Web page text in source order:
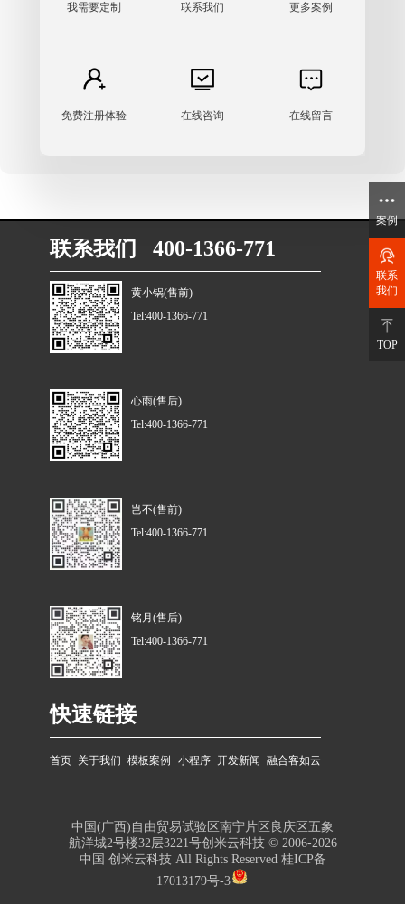
我需要定制 联系我们 更多案例
免费注册体验 在线咨询 在线留言
快速链接
首页 关于我们 模板案例 小程序 开发新闻 融合客如云
联系我们 400-1366-771
黄小锅(售前)
Tel:400-1366-771
心雨(售后)
Tel:400-1366-771
岂不(售前)
Tel:400-1366-771
铭月(售后)
Tel:400-1366-771
中国(广西)自由贸易试验区南宁片区良庆区五象
航洋城2号楼32层3221号创米云科技 © 2006-2026
中国 创米云科技 All Rights Reserved桂ICP备
17013179号-3
案例
联系
我们
TOP